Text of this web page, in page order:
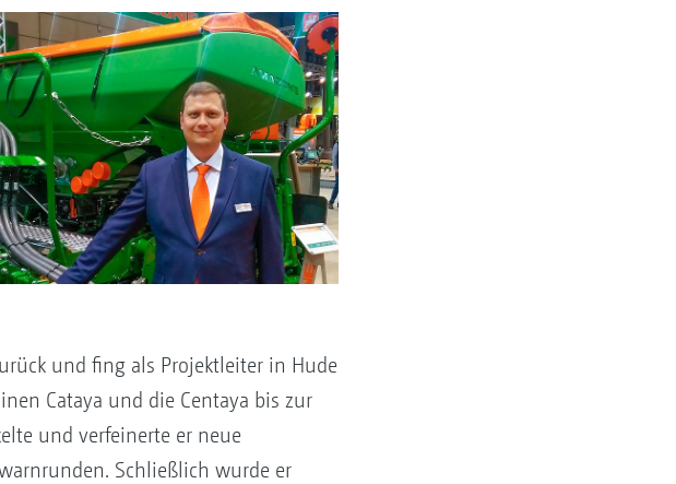
und fing als Projektleiter in Hude
Cataya und die Centaya bis zur
und verfeinerte er neue
Schließlich wurde er